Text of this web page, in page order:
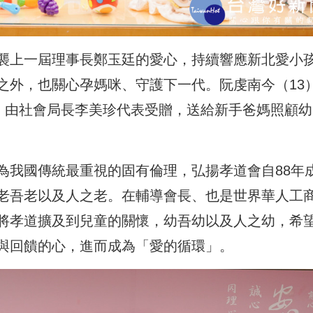
上一屆理事長鄭玉廷的愛心，持續響應新北愛小
外，也關心孕媽咪、守護下一代。阮虔南今（13
社會局長李美珍代表受贈，送給新手爸媽照顧
我國傳統最重視的固有倫理，弘揚孝道會自88年
吾老以及人之老。在輔導會長、也是世界華人工
孝道擴及到兒童的關懷，幼吾幼以及人之幼，希
饋的心，進而成為「愛的循環」。